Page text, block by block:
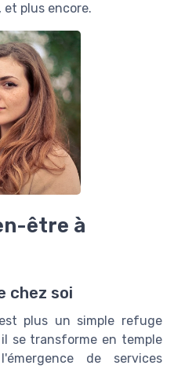
et plus encore.
être à
chez soi
plus un simple refuge
se transforme en temple
de services